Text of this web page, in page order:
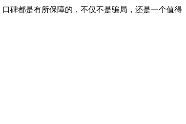
碑都是有所保障的，不仅不是骗局，还是一个值得